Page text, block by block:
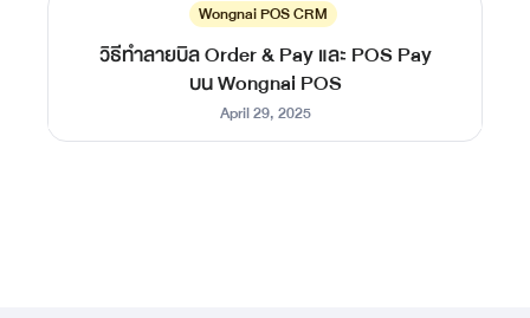
Wongnai POS CRM
วิธีทำลายบิล Order & Pay และ POS Pay
บน Wongnai POS
April 29, 2025